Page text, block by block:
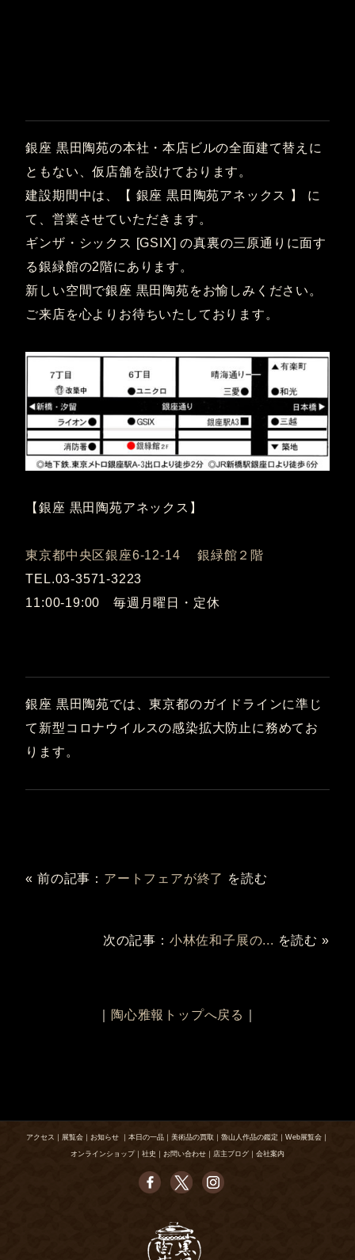
銀座 黒田陶苑の本社・本店ビルの全面建て替えに
ともない、仮店舗を設けております。
建設期間中は、【 銀座 黒田陶苑アネックス 】 に
て、営業させていただきます。
ギンザ・シックス [GSIX] の真裏の三原通りに面す
る銀緑館の2階にあります。
新しい空間で銀座 黒田陶苑をお愉しみください。
ご来店を心よりお待ちいたしております。
【銀座 黒田陶苑アネックス】
東京都中央区銀座6-12-14 銀緑館２階
TEL.03-3571-3223
11:00-19:00 毎週月曜日・定休
銀座 黒田陶苑では、東京都のガイドラインに準じ
て新型コロナウイルスの感染拡大防止に務めてお
ります。
« 前の記事： アートフェアが終了 を読む
次の記事： 小林佐和子展の... を読む »
陶心雅報トップへ戻る
アクセス ｜ 展覧会 ｜ お知らせ ｜ 本日の一品 ｜ 美術品の買取 ｜ 魯山人作品の鑑定 ｜ Web展覧会 ｜
オンラインショップ｜ 社史 ｜ お問い合わせ ｜ 店主ブログ ｜ 会社案内